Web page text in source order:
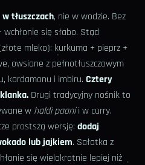
tłuszczach, nie w wodzie. Bez
się słabo. Stąd
mleko): kurkuma + pieprz +
owsiane z pełnotłuszczowym
kardamonu i imbiru. Cztery
Drugi tradycyjny nośnik to
w haldi paanii w curry.
prostszą wersję: dodaj
lub jajkiem. Sałatka z
się wielokrotnie lepiej niż